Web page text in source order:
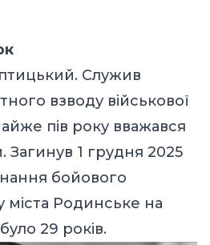
Служив
взводу військової
пів року вважався
Загинув 1 грудня 2025
бойового
міста Родинське на
29 років.